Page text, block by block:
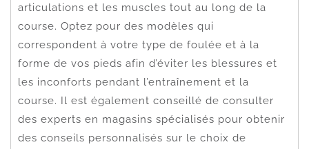
articulations et les muscles tout au long de la
course. Optez pour des modèles qui
correspondent à votre type de foulée et à la
forme de vos pieds afin d’éviter les blessures et
les inconforts pendant l’entraînement et la
course. Il est également conseillé de consulter
des experts en magasins spécialisés pour obtenir
des conseils personnalisés sur le choix de